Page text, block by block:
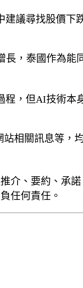
議尋找股價下
，泰國作為能
，但AI技術本
相關訊息等，
介、要約、承
任何責任。